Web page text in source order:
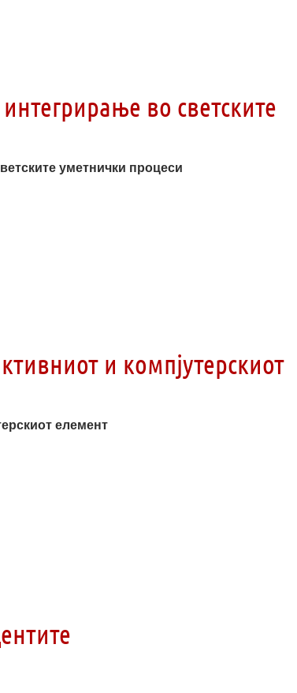
во светските
уметнички процеси
и компјутерскиот
елемент